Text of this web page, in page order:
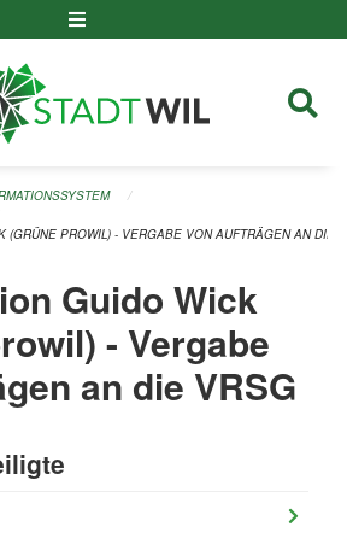
(GRÜNE PROWIL) - VERGABE VON AUFTRÄGEN AN DIE
Guido Wick
- Vergabe
an die VRSG